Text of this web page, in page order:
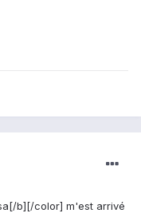
b][/color] m'est arrivé